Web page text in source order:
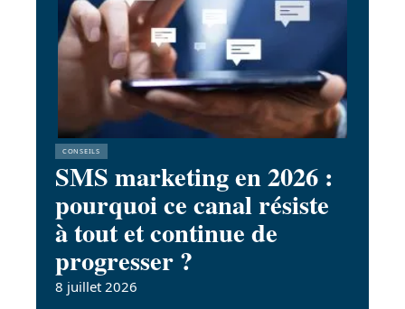
CONSEILS
SMS marketing en 2026 :
pourquoi ce canal résiste
à tout et continue de
progresser ?
8 juillet 2026